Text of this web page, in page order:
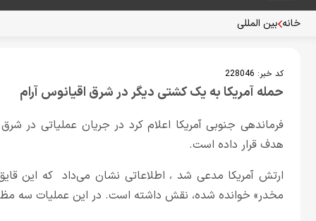
خانه بین المللی
کد خبر: 228046
حمله آمریکا به یک کشتی دیگر در شرق اقیانوس آرام
فرماندهی جنوبی آمریکا اعلام کرد در جریان عملیاتی در
هدف قرار داده است.
ارتش آمریکا مدعی شد ، اطلاعاتی نشان می‌داد که این
مخدر» خوانده شده، نقش داشته است. در این عملیات سه